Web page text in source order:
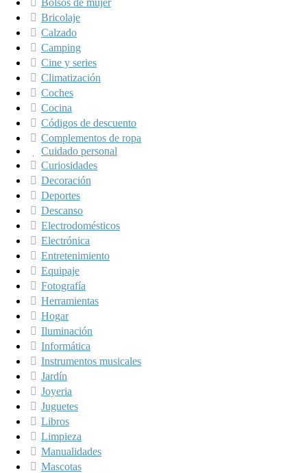
Bricolaje
Calzado
Camping
Cine y series
Climatización
Coches
Cocina
Códigos de descuento
Complementos de ropa
Cuidado personal
Curiosidades
Decoración
Deportes
Descanso
Electrodomésticos
Electrónica
Entretenimiento
Equipaje
Fotografía
Herramientas
Hogar
Iluminación
Informática
Instrumentos musicales
Jardín
Joyeria
Juguetes
Libros
Limpieza
Manualidades
Mascotas